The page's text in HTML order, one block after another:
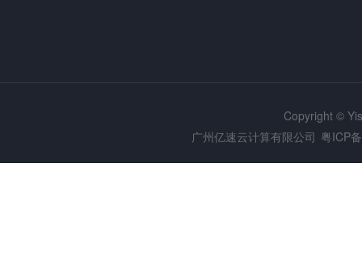
Copyright ©
广州亿速云计算有限公司 粤ICP